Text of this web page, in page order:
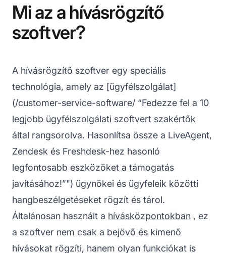
Mi az a hívásrögzítő
szoftver?
A hívásrögzítő szoftver egy speciális
technológia, amely az [ügyfélszolgálat]
(/customer-service-software/ “Fedezze fel a 10
legjobb ügyfélszolgálati szoftvert szakértők
által rangsorolva. Hasonlítsa össze a LiveAgent,
Zendesk és Freshdesk-hez hasonló
legfontosabb eszközöket a támogatás
javításához!”") ügynökei és ügyfeleik közötti
hangbeszélgetéseket rögzít és tárol.
Általánosan használt a hívásközpontokban , ez
a szoftver nem csak a bejövő és kimenő
hívásokat rögzíti, hanem olyan funkciókat is